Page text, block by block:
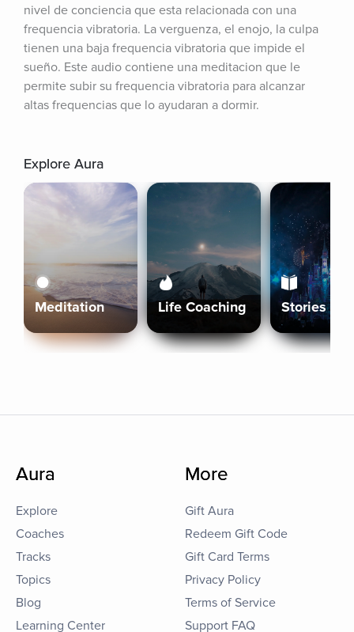
nivel de conciencia que esta relacionada con una
frequencia vibratoria. La verguenza, el enojo, la culpa
tienen una baja frequencia vibratoria que impide el
sueño. Este audio contiene una meditacion que le
permite subir su frequencia vibratoria para alcanzar
altas frequencias que lo ayudaran a dormir.
Explore Aura
Meditation Life Coaching Stories
Aura
Explore
Coaches
Tracks
Topics
Blog
Learning Center
More
Gift Aura
Redeem Gift Code
Gift Card Terms
Privacy Policy
Terms of Service
Support FAQ